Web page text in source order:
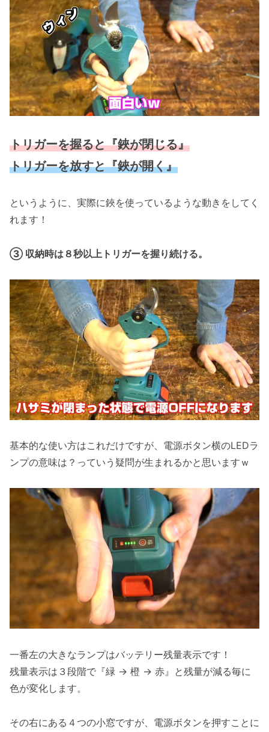
トリガーを握ると『鋏が閉じる』
トリガーを放すと『鋏が開く』
というように、実際に鋏を使っているような動きをしてく
れます！
③ 収納時は８秒以上トリガーを握り続ける。
基本的な使い方はこれだけですが、電源ボタン横のLEDラ
ンプの意味は？っていう疑問が生まれるかと思いますｗ
一番左の大きなランプはバッテリー残量表示です！
残量表示は３段階で『緑 → 橙 → 赤』と残量が減る毎に
色が変化します。
その右にある４つの小窓ですが、電源ボタンを押すことに